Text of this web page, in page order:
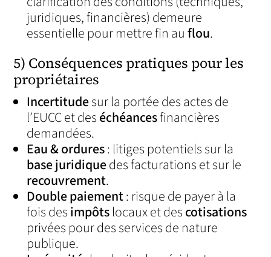
juridiques, financières) demeure
essentielle pour mettre fin auflou.
5) Conséquences pratiques pour les
propriétaires
Incertitudesur la portée des actes de
l’EUCC et deséchéancesfinancières
demandées.
Eau & ordures: litiges potentiels sur la
base juridiquedes facturations et sur le
recouvrement.
Double paiement: risque de payer à la
fois desimpôtslocaux et descotisations
privées pour des services de nature
publique.